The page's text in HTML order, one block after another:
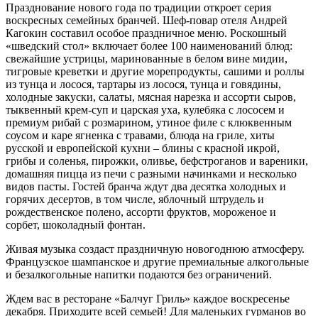
Празднование нового года по традиции откроет серия
воскресных семейных бранчей. Шеф-повар отеля Андрей
Кагокин составил особое праздничное меню. Роскошный
«шведский стол» включает более 100 наименований блюд:
свежайшие устрицы, маринованные в белом вине мидии,
тигровые креветки и другие морепродукты, сашими и роллы
из тунца и лосося, тартары из лосося, тунца и говядины,
холодные закуски, салаты, мясная нарезка и ассорти сыров,
тыквенный крем-суп и царская уха, кулебяка с лососем и
премиум рибай с розмарином, утиное филе с клюквенным
соусом и каре ягненка с травами, блюда на гриле, хиты
русской и европейской кухни – блины с красной икрой,
грибы и соленья, пирожки, оливье, бефстроганов и вареники,
домашняя пицца из печи с разными начинками и несколько
видов пасты. Гостей бранча ждут два десятка холодных и
горячих десертов, в том числе, яблочный штрудель и
рождественское полено, ассорти фруктов, мороженое и
сорбет, шоколадный фонтан.
Живая музыка создаст праздничную новогоднюю атмосферу.
Французское шампанское и другие премиальные алкогольные
и безалкогольные напитки подаются без ограничений.
Ждем вас в ресторане «Балчуг Гриль» каждое воскресенье
декабря. Приходите всей семьей! Для маленьких гурманов во